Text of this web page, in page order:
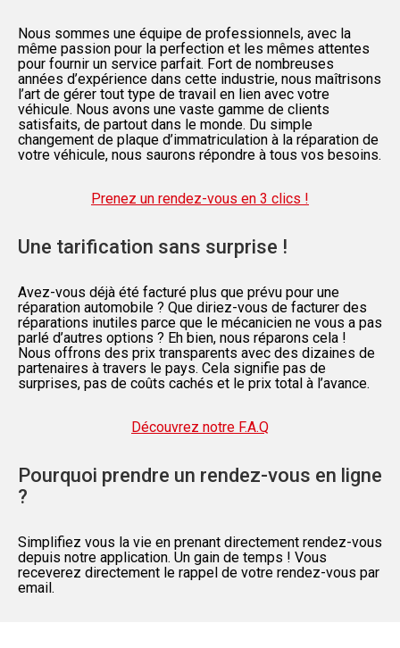
Nous sommes une équipe de professionnels, avec la
même passion pour la perfection et les mêmes attentes
pour fournir un service parfait. Fort de nombreuses
années d’expérience dans cette industrie, nous maîtrisons
l’art de gérer tout type de travail en lien avec votre
véhicule. Nous avons une vaste gamme de clients
satisfaits, de partout dans le monde. Du simple
changement de plaque d’immatriculation à la réparation de
votre véhicule, nous saurons répondre à tous vos besoins.
Prenez un rendez-vous en 3 clics !
Une tarification sans surprise !
Avez-vous déjà été facturé plus que prévu pour une
réparation automobile ? Que diriez-vous de facturer des
réparations inutiles parce que le mécanicien ne vous a pas
parlé d’autres options ? Eh bien, nous réparons cela !
Nous offrons des prix transparents avec des dizaines de
partenaires à travers le pays. Cela signifie pas de
surprises, pas de coûts cachés et le prix total à l’avance.
Découvrez notre F.A.Q
Pourquoi prendre un rendez-vous en ligne
?
Simplifiez vous la vie en prenant directement rendez-vous
depuis notre application. Un gain de temps ! Vous
receverez directement le rappel de votre rendez-vous par
email.